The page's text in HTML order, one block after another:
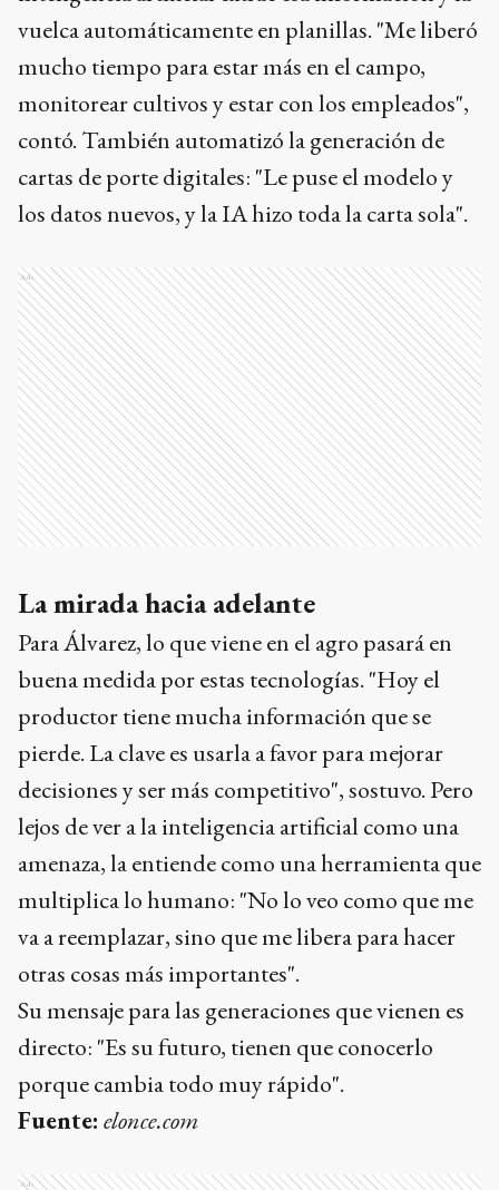
vuelca automáticamente en planillas. "Me liberó
mucho tiempo para estar más en el campo,
monitorear cultivos y estar con los empleados",
contó. También automatizó la generación de
cartas de porte digitales: "Le puse el modelo y
los datos nuevos, y la IA hizo toda la carta sola".
Ads
La mirada hacia adelante
Para Álvarez, lo que viene en el agro pasará en
buena medida por estas tecnologías. "Hoy el
productor tiene mucha información que se
pierde. La clave es usarla a favor para mejorar
decisiones y ser más competitivo", sostuvo. Pero
lejos de ver a la inteligencia artificial como una
amenaza, la entiende como una herramienta que
multiplica lo humano: "No lo veo como que me
va a reemplazar, sino que me libera para hacer
otras cosas más importantes".
Su mensaje para las generaciones que vienen es
directo: "Es su futuro, tienen que conocerlo
porque cambia todo muy rápido".
Fuente: elonce.com
Ads